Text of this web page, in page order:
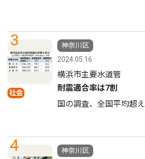
3
社会
神奈川区
2024.05.16
横浜市主要水道管
耐震適合率は7割
国の調査、全国平均超え
4
神奈川区